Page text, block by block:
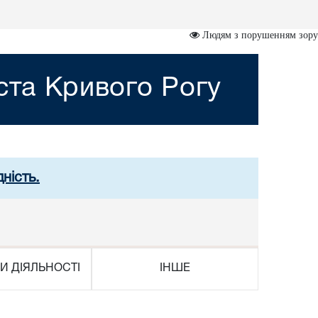
Людям з порушенням зору
Кривого Рогу
ДІЯЛЬНОСТІ ІНШЕ